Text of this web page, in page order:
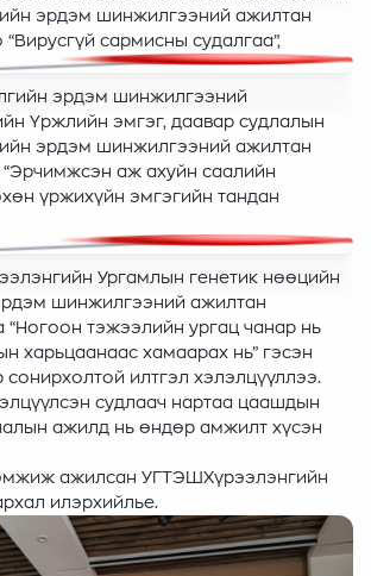
эрдэм шинжилгээний ажилтан
сармисны судалгаа”,
эрдэм шинжилгээний
Үржлийн эмгэг, даавар судлалын
эрдэм шинжилгээний ажилтан
“Эрчимжсэн аж ахуйн саалийн
үржихүйн эмгэгийн тандан
Ургамлын генетик нөөцийн
шинжилгээний ажилтан
“Ногоон тэжээлийн ургац чанар нь
харьцаанаас хамаарах нь” гэсэн
сонирхолтой илтгэл хэлэлцүүллээ.
судлаач нартаа цаашдын
ажилд нь өндөр амжилт хүсэн
ажилсан УГТЭШХүрээлэнгийн
илэрхийлье.